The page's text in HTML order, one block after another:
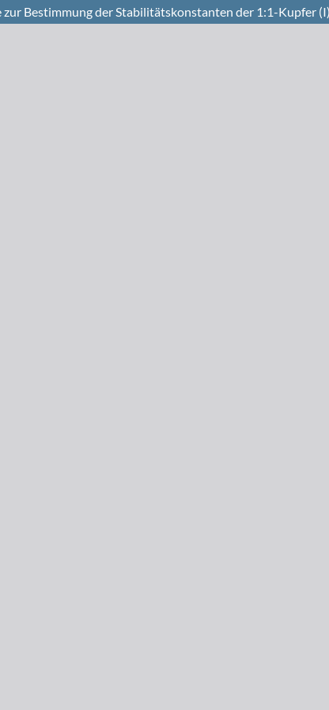
Bestimmung der Stabilitätskonstanten der 1:1-Kupfer